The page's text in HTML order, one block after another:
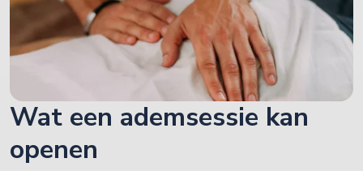
Wat een ademsessie kan
openen